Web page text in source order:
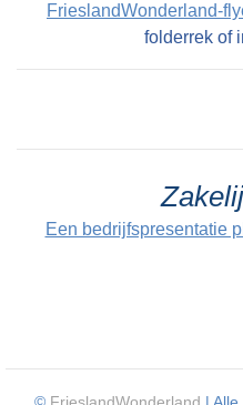
, in het geheel groot
alle kostelyke
Stuivers Schattinge
FrieslandWonderland-
folderrek of
Een bedrijfspresentatie